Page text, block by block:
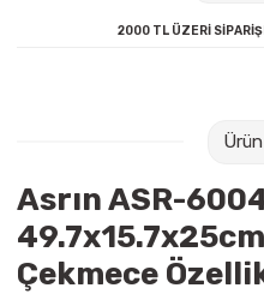
2000 TL ÜZERİ
Asrın ASR-
Çekmece